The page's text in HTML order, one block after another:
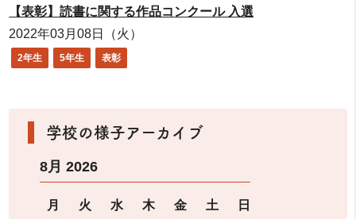
【表彰】読書に関する作品コンクール 入選
2022年03月08日（火）
2年生 5年生 表彰
学校の様子アーカイブ
8月 2026
月 火 水 木 金 土
日